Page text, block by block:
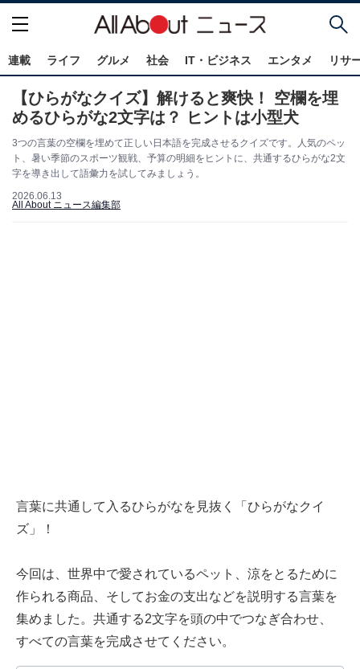
連載 ライフ グルメ 社会 IT・ビジネス エンタメ リサ
【ひらがなクイズ】解けると爽快！ 空欄を埋
めるひらがな2文字は？ ヒントは小型犬
3つの言葉の空欄を埋めて正しい日本語を完成させるクイズです。人気のペッ
ト、暑い季節のスポーツ観戦、予算の明細をヒントに、共通するひらがな2文
字を導き出して語彙力を試してみましょう。
2026.06.13
All About ニュース編集部
言葉に共通して入るひらがなを見抜く「ひらがなクイ
ズ」！
今回は、世界中で愛されているペット、涼をとるために
作られる商品、そしてお金の支出などを説明する言葉を
集めました。共通する2文字を頭の中でつなぎ合わせ、
すべての言葉を完成させてください。